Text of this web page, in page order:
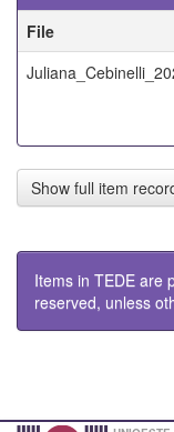
File
Show full item
Items in TEDE are
reserved, unless